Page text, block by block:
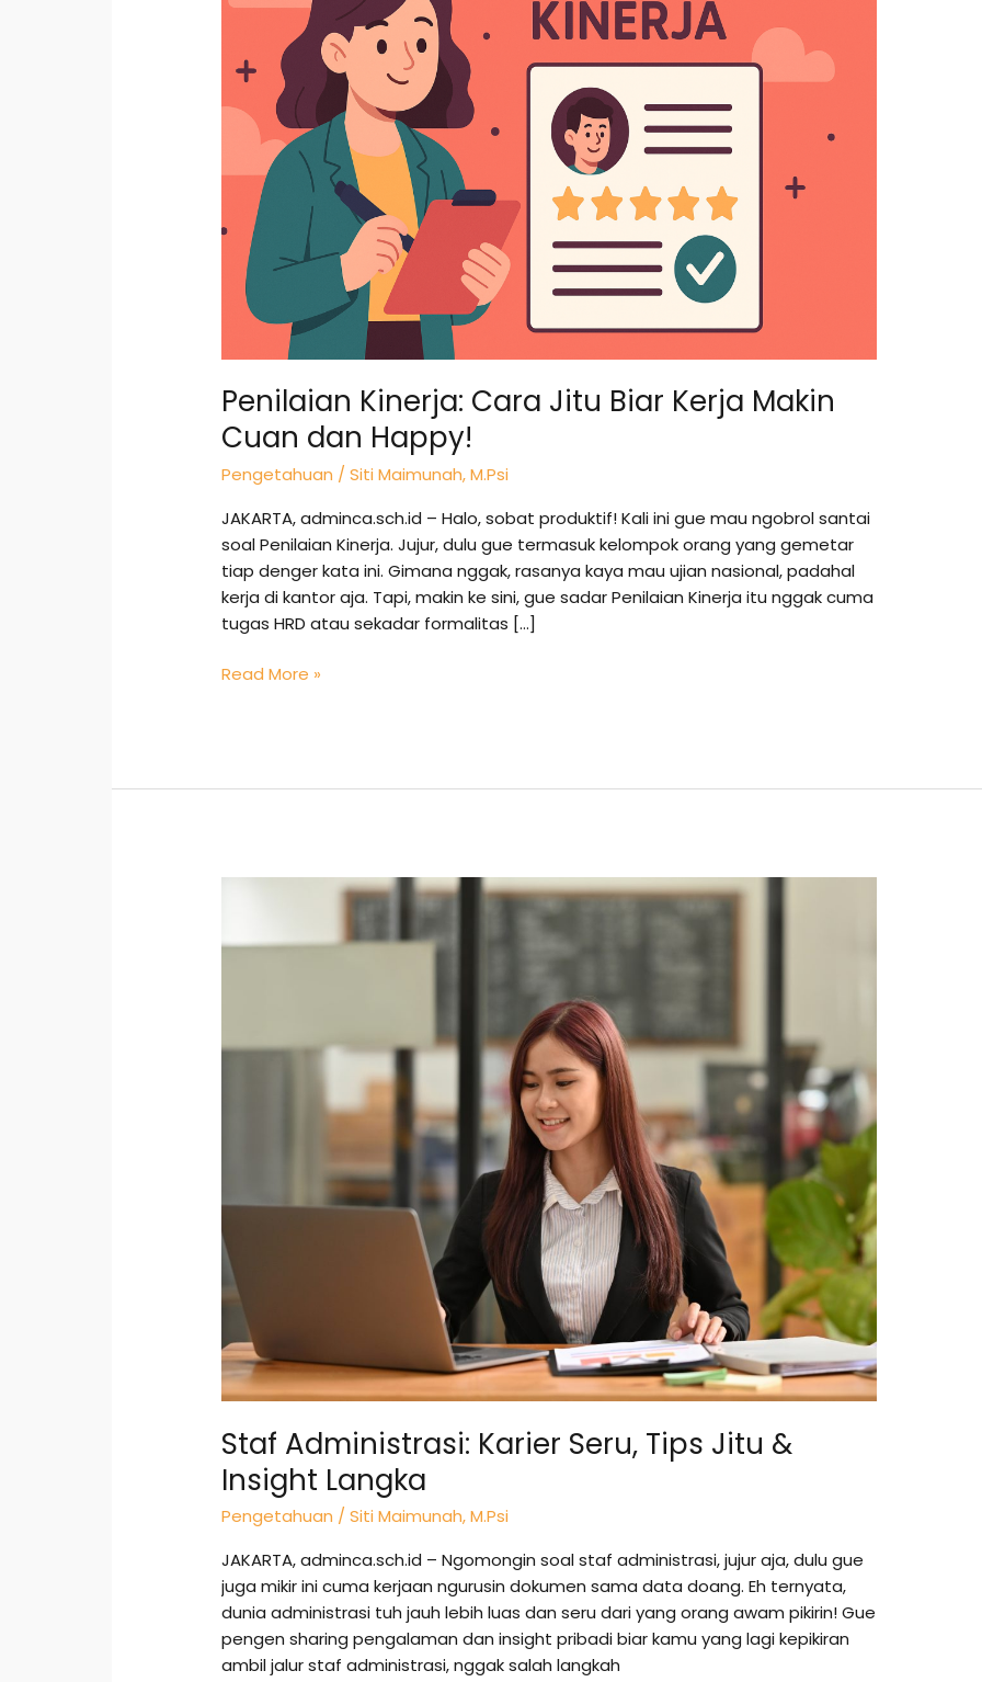
Penilaian Kinerja: Cara Jitu Biar Kerja Makin
Cuan dan Happy!
Pengetahuan /Siti Maimunah, M.Psi
JAKARTA, adminca.sch.id – Halo, sobat produktif! Kali ini gue mau ngobrol santai
soal Penilaian Kinerja. Jujur, dulu gue termasuk kelompok orang yang gemetar
tiap denger kata ini. Gimana nggak, rasanya kaya mau ujian nasional, padahal
kerja di kantor aja. Tapi, makin ke sini, gue sadar Penilaian Kinerja itu nggak cuma
tugas HRD atau sekadar formalitas […]
Jitu
Kerja
Cuan
Happy!
Read More »
Staf Administrasi: Karier Seru, Tips Jitu &
Insight Langka
Pengetahuan /Siti Maimunah, M.Psi
JAKARTA, adminca.sch.id – Ngomongin soal staf administrasi, jujur aja, dulu gue
juga mikir ini cuma kerjaan ngurusin dokumen sama data doang. Eh ternyata,
dunia administrasi tuh jauh lebih luas dan seru dari yang orang awam pikirin! Gue
pengen sharing pengalaman dan insight pribadi biar kamu yang lagi kepikiran
ambil jalur staf administrasi, nggak salah langkah
Karier
&